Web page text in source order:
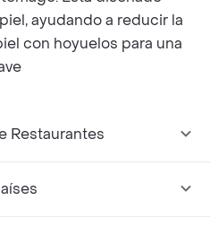
ayudando a reducir la
con hoyuelos para una
Restaurantes